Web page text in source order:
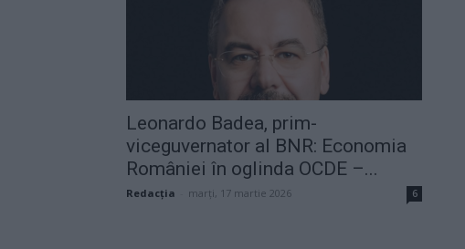
Leonardo Badea, prim-
viceguvernator al BNR: Economia
României în oglinda OCDE –...
Redacţia marți, 17 martie 2026 6